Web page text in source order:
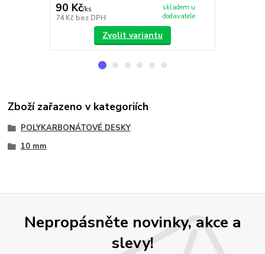
90 Kč/ks
74 Kč bez DPH
skladem u
dodavatele
Zvolit variantu
Zboží zařazeno v kategoriích
POLYKARBONÁTOVÉ DESKY
10 mm
Nepropásněte novinky, akce a
slevy!